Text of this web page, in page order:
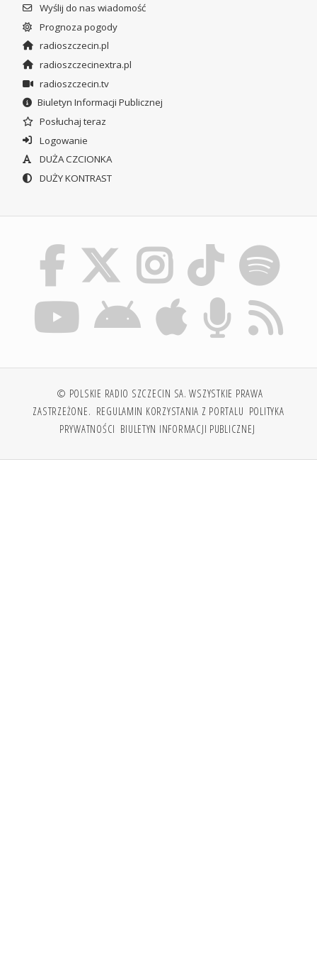
Wyślij do nas wiadomość
Prognoza pogody
radioszczecin.pl
radioszczecinextra.pl
radioszczecin.tv
Biuletyn Informacji Publicznej
Posłuchaj teraz
Logowanie
DUŻA CZCIONKA
DUŻY KONTRAST
© POLSKIE RADIO SZCZECIN SA. WSZYSTKIE PRAWA
ZASTRZEŻONE. REGULAMIN KORZYSTANIA Z PORTALU POLITYKA
PRYWATNOŚCI BIULETYN INFORMACJI PUBLICZNEJ